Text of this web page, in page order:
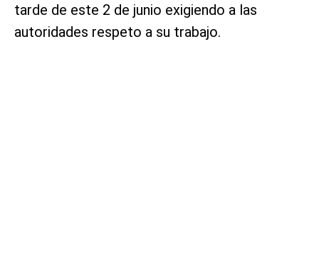
tarde de este 2 de junio exigiendo a las
autoridades respeto a su trabajo.